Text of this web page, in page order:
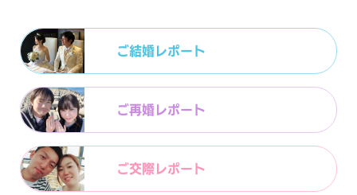
ご結婚レポート
ご再婚レポート
ご交際レポート